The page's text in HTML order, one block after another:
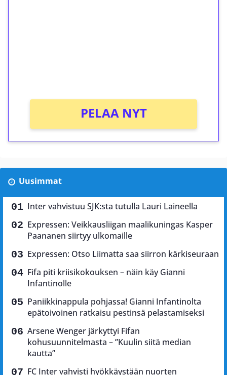
PELAA NYT
Uusimmat
Inter vahvistuu SJK:sta tutulla Lauri Laineella
Expressen: Veikkausliigan maalikuningas Kasper
Paananen siirtyy ulkomaille
Expressen: Otso Liimatta saa siirron kärkiseuraan
Fifa piti kriisikokouksen – näin käy Gianni
Infantinolle
Paniikkinappula pohjassa! Gianni Infantinolta
epätoivoinen ratkaisu pestinsä pelastamiseksi
Arsene Wenger järkyttyi Fifan
kohusuunnitelmasta – ”Kuulin siitä median
kautta”
FC Inter vahvisti hyökkäystään nuorten